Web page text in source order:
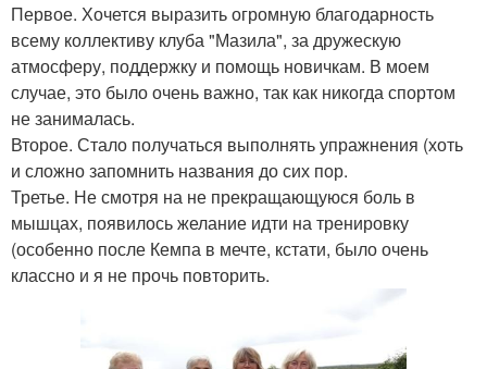
Первое. Хочется выразить огромную благодарность
всему коллективу клуба "Мазила", за дружескую
атмосферу, поддержку и помощь новичкам. В моем
случае, это было очень важно, так как никогда спортом
не занималась.
Второе. Стало получаться выполнять упражнения (хоть
и сложно запомнить названия до сих пор.
Третье. Не смотря на не прекращающуюся боль в
мышцах, появилось желание идти на тренировку
(особенно после Кемпа в мечте, кстати, было очень
классно и я не прочь повторить.